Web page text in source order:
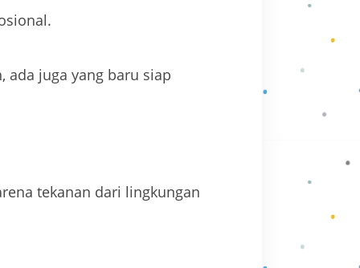
ada juga yang baru siap
tekanan dari lingkungan